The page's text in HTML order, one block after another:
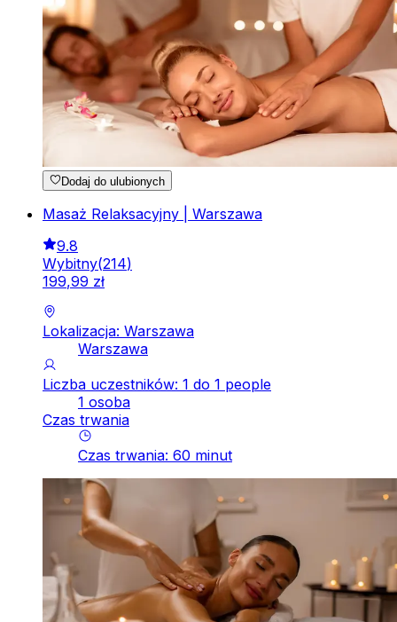
Dodaj do ulubionych
Masaż Relaksacyjny | Warszawa
9.8
Wybitny(214)
199,99 zł
Lokalizacja: Warszawa
Warszawa
Liczba uczestników: 1 do 1 people
1 osoba
Czas trwania
Czas trwania: 60 minut